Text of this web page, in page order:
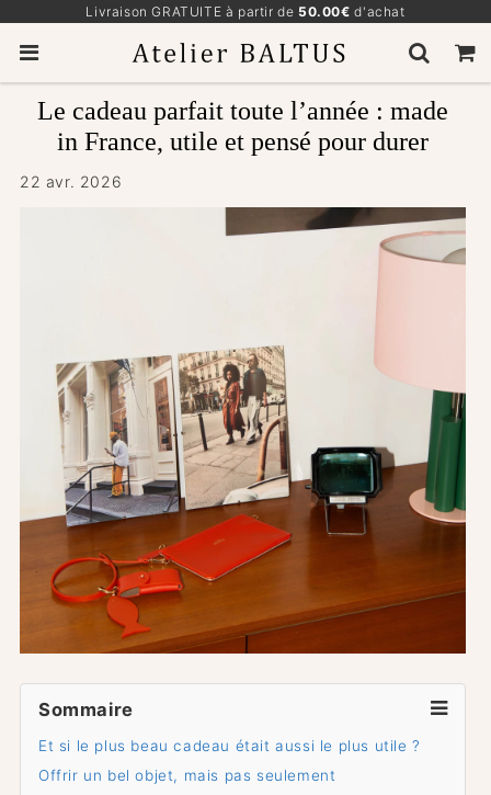
Livraison GRATUITE à partir de 50.00€ d'achat
Le cadeau parfait toute l’année : made
in France, utile et pensé pour durer
22 avr. 2026
Sommaire
Et si le plus beau cadeau était aussi le plus utile ?
Offrir un bel objet, mais pas seulement